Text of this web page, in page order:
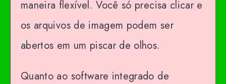
maneira flexível. Você só precisa clicar e
os arquivos de imagem podem ser
abertos em um piscar de olhos.
Quanto ao software integrado de